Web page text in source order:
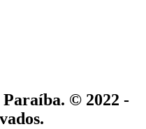
© 2022 -